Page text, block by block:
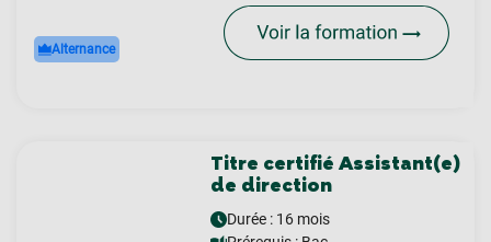
Alternance
Titre certifié Assistant(e)
de direction
Durée : 16 mois